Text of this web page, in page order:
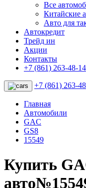
Все
Китайские
Авто для
Автокредит
Трейд ин
Акции
Контакты
+7 (861) 263-48-14
+7 (861) 263-
Главная
Автомобили
GAC
GS8
15549
Купить